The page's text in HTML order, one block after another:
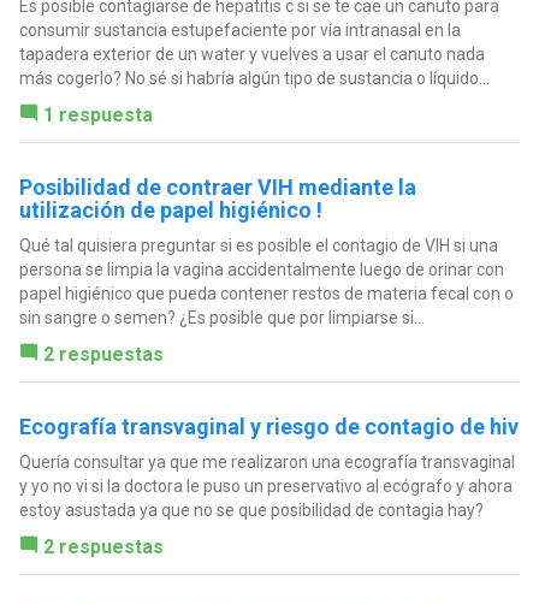
Es posible contagiarse de hepatitis c si se te cae un canuto para
consumir sustancia estupefaciente por vía intranasal en la
tapadera exterior de un water y vuelves a usar el canuto nada
más cogerlo? No sé si habría algún tipo de sustancia o líquido...
1 respuesta
Posibilidad de contraer VIH mediante la
utilización de papel higiénico !
Qué tal quisiera preguntar si es posible el contagio de VIH si una
persona se limpia la vagina accidentalmente luego de orinar con
papel higiénico que pueda contener restos de materia fecal con o
sin sangre o semen? ¿Es posible que por limpiarse si...
2 respuestas
Ecografía transvaginal y riesgo de contagio de hiv
Quería consultar ya que me realizaron una ecografía transvaginal
y yo no vi si la doctora le puso un preservativo al ecógrafo y ahora
estoy asustada ya que no se que posibilidad de contagia hay?
2 respuestas